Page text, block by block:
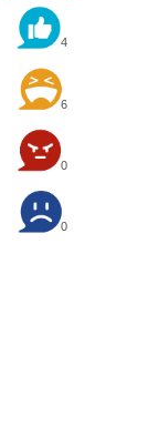
4
6
0
0